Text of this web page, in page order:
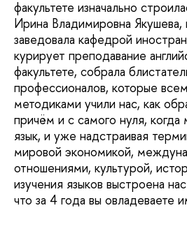
факультете изначально
Ирина Владимировна Якушева,
заведовала кафедрой
курирует преподавание
факультете, собрала
профессионалов, которые
методиками учили нас, как
причём и с самого нуля, когда
язык, и уже надстраивая
мировой экономикой,
отношениями, культурой,
изучения языков выстроена
что за 4 года вы овладеваете